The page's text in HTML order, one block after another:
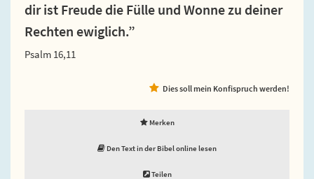
dir ist Freude die Fülle und Wonne zu deiner
Rechten ewiglich.”
Psalm 16,11
Dies soll mein Konfispruch werden!
Merken
Den Text in der Bibel online lesen
Teilen